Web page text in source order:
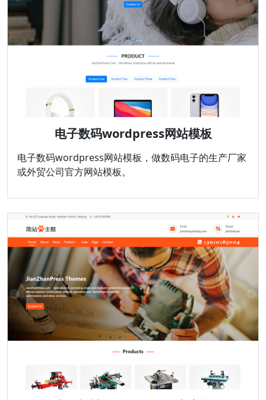
电子数码wordpress网站模板
电子数码wordpress网站模板，做数码电子的生产厂家
或外贸公司官方网站模板。